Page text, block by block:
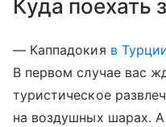
Куда поехать
— Каппадокия в
В первом случае вас
туристическое
на воздушных шарах.